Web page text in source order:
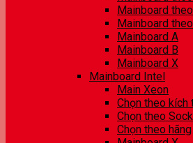
Mainboard
Mainboard
Mainboard A
Mainboard B
Mainboard X
Mainboard Intel
Main Xeon
Chọn theo kích
Chọn theo
Chọn theo hãng